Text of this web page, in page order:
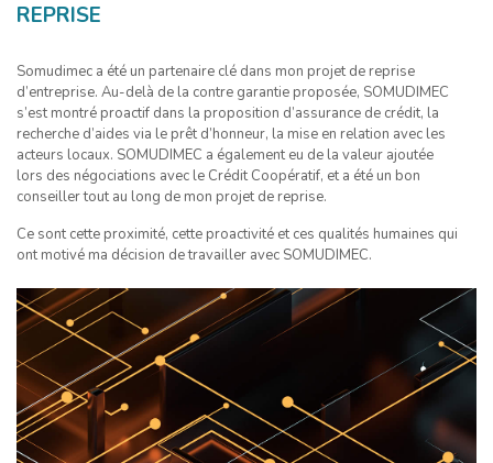
REPRISE
Somudimec a été un partenaire clé dans mon projet de reprise
d’entreprise. Au-delà de la contre garantie proposée, SOMUDIMEC
s’est montré proactif dans la proposition d’assurance de crédit, la
recherche d’aides via le prêt d’honneur, la mise en relation avec les
acteurs locaux. SOMUDIMEC a également eu de la valeur ajoutée
lors des négociations avec le Crédit Coopératif, et a été un bon
conseiller tout au long de mon projet de reprise.
Ce sont cette proximité, cette proactivité et ces qualités humaines qui
ont motivé ma décision de travailler avec SOMUDIMEC.